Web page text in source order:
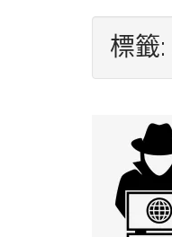
標籤: